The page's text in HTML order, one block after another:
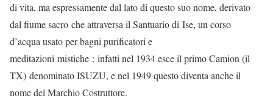
di vita, ma espressamente dal lato di questo suo nome, derivato
dal fiume sacro che attraversa il Santuario di Ise, un corso
d’acqua usato per bagni purificatori e
meditazioni mistiche : infatti nel 1934 esce il primo Camion (il
TX) denominato ISUZU, e nel 1949 questo diventa anche il
nome del Marchio Costruttore.